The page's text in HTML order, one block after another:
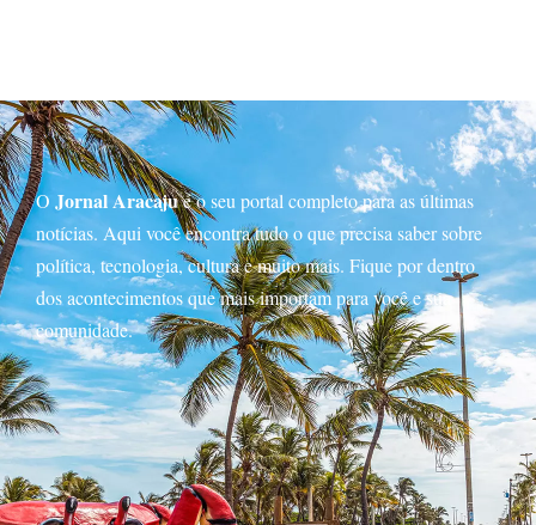
O Jornal Aracajué o seu portal completo para as últimas
notícias. Aqui você encontra tudo o que precisa saber sobre
política, tecnologia, cultura e muito mais. Fique por dentro
dos acontecimentos que mais importam para você e sua
comunidade.